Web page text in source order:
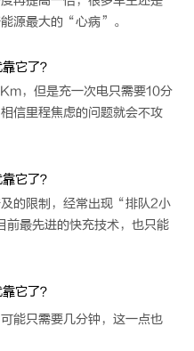
源最大的“心病”。
，但是充一次电只需要10分
信里程焦虑的问题就会不攻
的限制，经常出现“排队2小
最先进的快充技术，也只能
能只需要几分钟，这一点也